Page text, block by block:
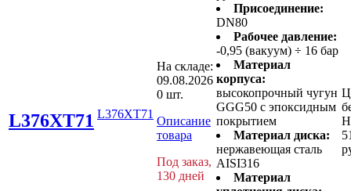
L376XT71 L376XT71
На складе:
09.08.2026
0 шт.
Описание
товара
Под заказ,
130 дней
Присоединение:
DN80
Рабочее давление:
-0,95 (вакуум) ÷ 16 бар
Материал
корпуса:
высокопрочный чугун
GGG50 с эпоксидным
покрытием
Материал диска:
нержавеющая сталь
AISI316
Материал